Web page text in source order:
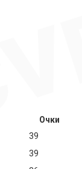
Очки
39
39